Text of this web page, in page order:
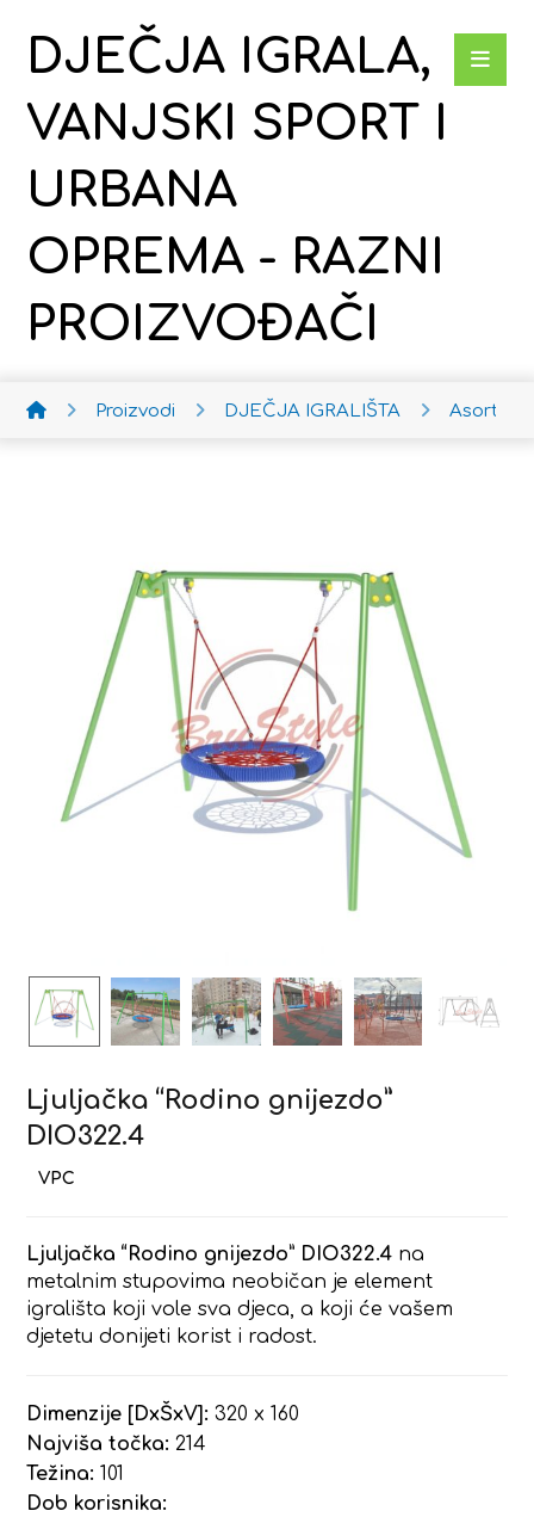
DJEČJA IGRALA,
VANJSKI SPORT I
URBANA
OPREMA - RAZNI
PROIZVOĐAČI
Proizvodi DJEČJA IGRALIŠTA
Ljuljačka “Rodino gnijezdo”
DIO322.4
Ljuljačka “Rodino gnijezdo” DIO322.4 na
metalnim stupovima neobičan je element
igrališta koji vole sva djeca, a koji će vašem
djetetu donijeti korist i radost.
Dimenzije [DxŠxV]: 320 x 160
Najviša točka: 214
Težina: 101
Dob korisnika: